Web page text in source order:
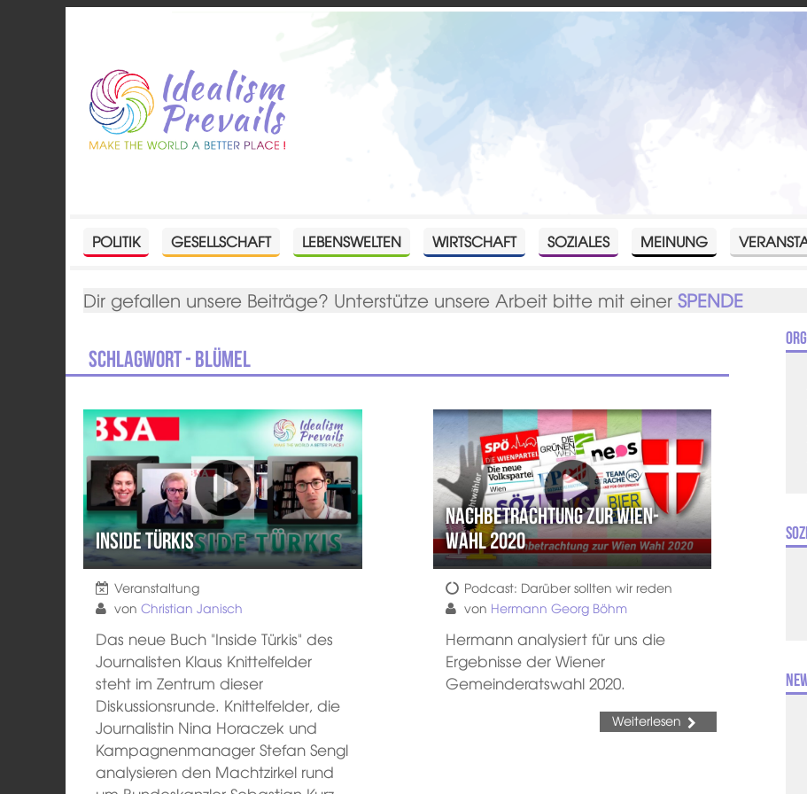
POLITIK GESELLSCHAFT LEBENSWELTEN WIRTSCHAFT SOZIALES MEINUNG
Dir gefallen unsere Beiträge? Unterstütze unsere Arbeit bitte mit einerSPENDE
Schlagwort - Blümel
Inside Türkis
Veranstaltung
vonChristian Janisch
Das neue Buch "Inside Türkis" des
Journalisten Klaus Knittelfelder
steht im Zentrum dieser
Diskussionsrunde. Knittelfelder, die
Journalistin Nina Horaczek und
Kampagnenmanager Stefan Sengl
analysieren den Machtzirkel rund
Nachbetrachtung zur Wien-
Wahl 2020
Podcast: Darüber sollten wir reden
von Hermann Georg Böhm
Hermann analysiert für uns die
Ergebnisse der Wiener
Gemeinderatswahl 2020.
Weiterlesen